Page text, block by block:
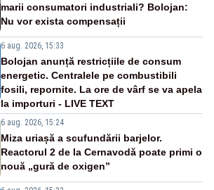
marii consumatori industriali? Bolojan:
Nu vor exista compensații
6 aug. 2026, 15:33
Bolojan anunță restricțiile de consum
energetic. Centralele pe combustibili
fosili, repornite. La ore de vârf se va apela
la importuri - LIVE TEXT
6 aug. 2026, 15:24
Miza uriașă a scufundării barjelor.
Reactorul 2 de la Cernavodă poate primi o
nouă „gură de oxigen”